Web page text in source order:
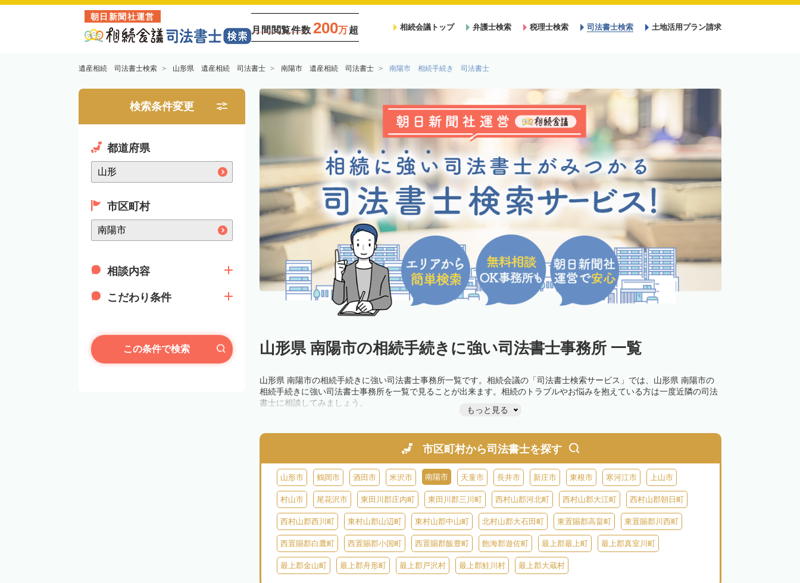
朝日新聞社運営
月間閲覧件数 200万超 相続会議トップ 弁護士検索 税理士検索 司法書士検索 土地活用プラン請求
遺産相続 司法書士検索 山形県 遺産相続 司法書士 南陽市 遺産相続 司法書士 南陽市 相続手続き 司法書士
検索条件変更
都道府県
市区町村
相談内容
こだわり条件
この条件で検索 山形県 南陽市の相続手続きに強い司法書士事務所 一覧
山形県 南陽市の相続手続きに強い司法書士事務所一覧です。相続会議の「司法書士検索サービス」では、山形県 南陽市の
相続手続きに強い司法書士事務所を一覧で見ることが出来ます。相続のトラブルやお悩みを抱えている方は一度近隣の司法
書士に相談してみましょう。
もっと見る
市区町村から司法書士を探す
山形市 鶴岡市 酒田市 米沢市 南陽市 天童市 長井市 新庄市 東根市 寒河江市 上山市
村山市 尾花沢市 東田川郡庄内町 東田川郡三川町 西村山郡河北町 西村山郡大江町 西村山郡朝日町
西村山郡西川町 東村山郡山辺町 東村山郡中山町 北村山郡大石田町 東置賜郡高畠町 東置賜郡川西町
西置賜郡白鷹町 西置賜郡小国町 西置賜郡飯豊町 飽海郡遊佐町 最上郡最上町 最上郡真室川町
最上郡金山町 最上郡舟形町 最上郡戸沢村 最上郡鮭川村 最上郡大蔵村